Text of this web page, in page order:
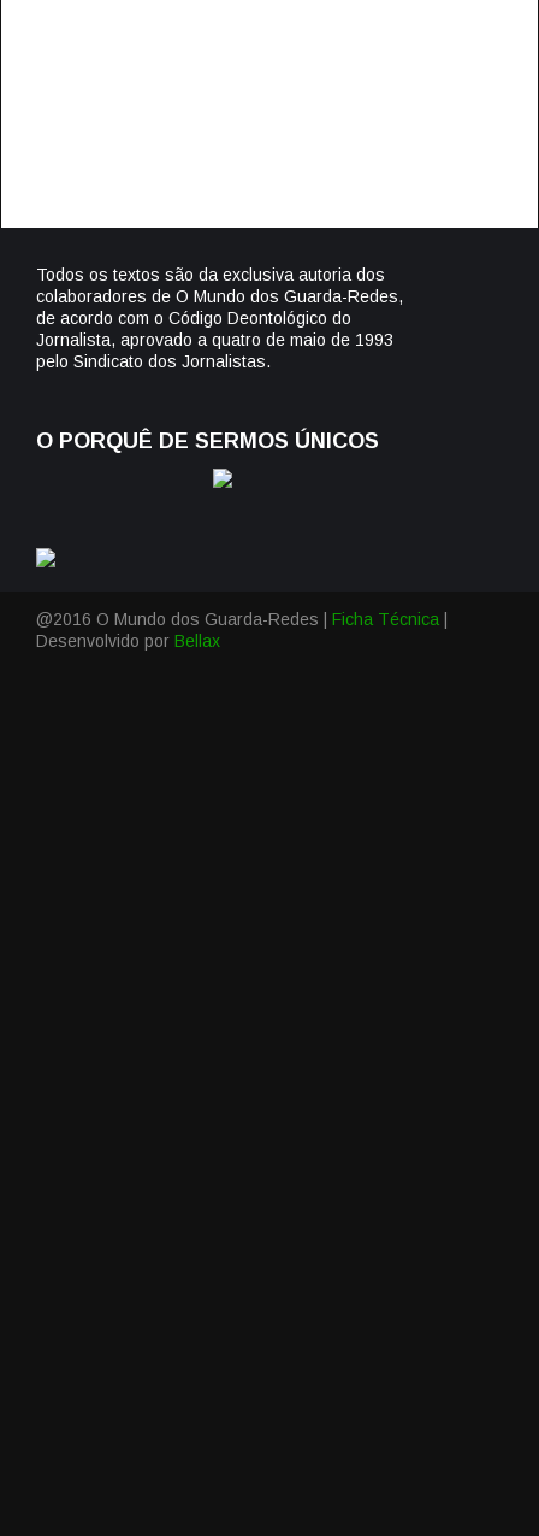
Todos os textos são da exclusiva autoria dos
colaboradores de O Mundo dos Guarda-Redes,
de acordo com o Código Deontológico do
Jornalista, aprovado a quatro de maio de 1993
pelo Sindicato dos Jornalistas.
O PORQUÊ DE SERMOS ÚNICOS
@2016 O Mundo dos Guarda-Redes | Ficha Técnica
Desenvolvido por Bellax